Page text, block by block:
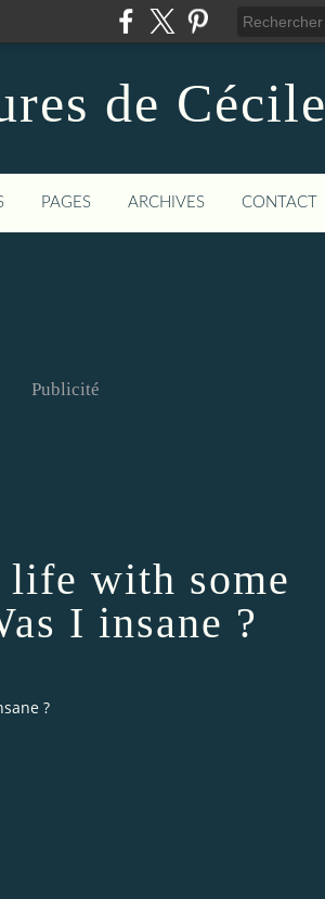
de Cécile
PAGES ARCHIVES CONTACT
Publicité
life with some
I insane ?
?